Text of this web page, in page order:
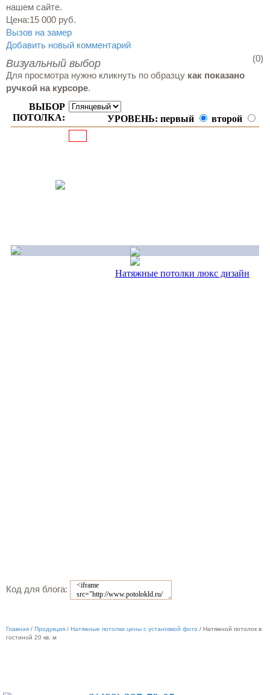
нашем сайте.
Цена:15 000 руб.
Вызов на замер
Добавить новый комментарий
(0)
Визуальный выбор
Для просмотра нужно кликнуть по образцу как показано
ручкой на курсоре.
Код для блога:
Главная / Продукция / Натяжные потолки цены с установкой фото / Натяжной потолок в
гостиной 20 кв. м